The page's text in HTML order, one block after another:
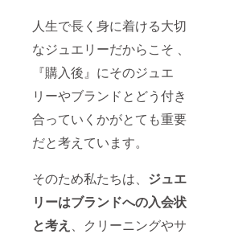
人生で長く身に着ける大切
なジュエリーだからこそ 、
『購入後』にそのジュエ
リーやブランドとどう付き
合っていくかがとても重要
だと考えています。
そのため私たちは、 ジュエ
リーはブランドへの入会状
と考え 、クリーニングやサ